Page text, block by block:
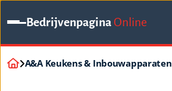
BedrijvenpaginaOnline
A&A Keukens & Inbouwapparaten